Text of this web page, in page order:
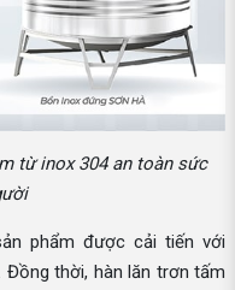
từ inox 304 an toàn sức
phẩm được cải tiến với
Đồng thời, hàn lăn trơn tấm